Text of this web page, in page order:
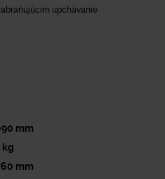
upchávanie
mm
kg
mm